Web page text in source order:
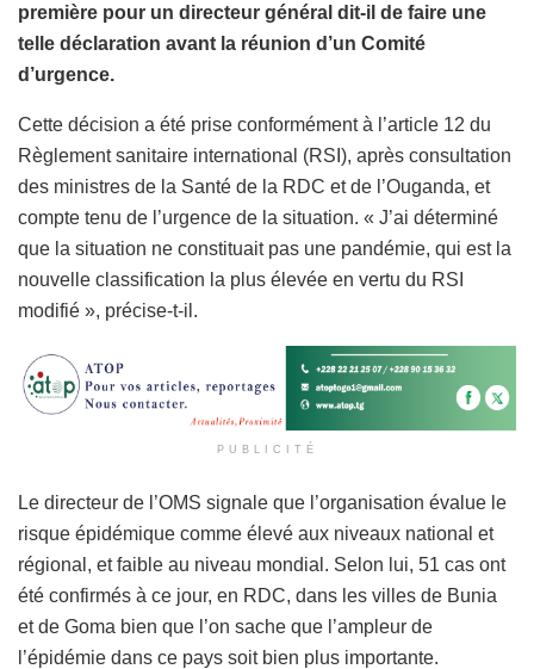
première pour un directeur général dit-il de faire une
telle déclaration avant la réunion d’un Comité
d’urgence.
Cette décision a été prise conformément à l’article 12 du
Règlement sanitaire international (RSI), après consultation
des ministres de la Santé de la RDC et de l’Ouganda, et
compte tenu de l’urgence de la situation. « J’ai déterminé
que la situation ne constituait pas une pandémie, qui est la
nouvelle classification la plus élevée en vertu du RSI
modifié », précise-t-il.
PUBLICITÉ
Le directeur de l’OMS signale que l’organisation évalue le
risque épidémique comme élevé aux niveaux national et
régional, et faible au niveau mondial. Selon lui, 51 cas ont
été confirmés à ce jour, en RDC, dans les villes de Bunia
et de Goma bien que l’on sache que l’ampleur de
l’épidémie dans ce pays soit bien plus importante.